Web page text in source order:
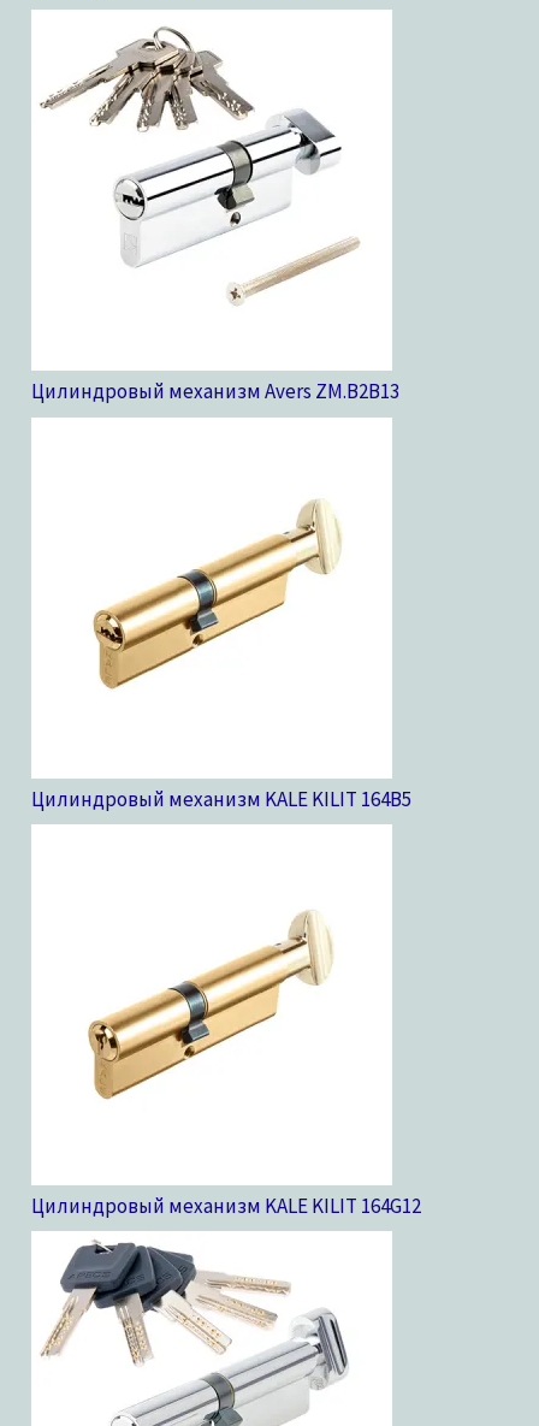
Цилиндровый механизм Avers ZM.B2B13
Цилиндровый механизм KALE KILIT 164B5
Цилиндровый механизм KALE KILIT 164G12